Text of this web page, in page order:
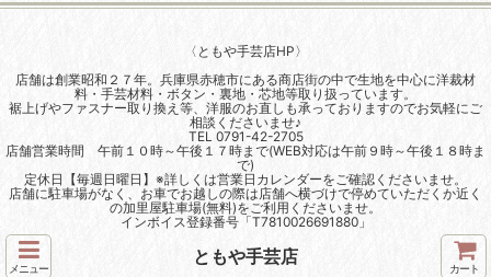
〈ともや手芸店HP〉
店舗は創業昭和２７年。兵庫県赤穂市にある商店街の中で生地を中心に洋裁材
料・手芸材料・ボタン・裏地・芯地等取り扱っています。
裾上げやファスナー取り換え等、洋服のお直しも承っておりますのでお気軽にご
相談くださいませ♪
TEL 0791-42-2705
店舗営業時間 午前１０時～午後１７時まで(WEB対応は午前９時～午後１８時ま
で)
定休日【毎週日曜日】※詳しくは営業日カレンダーをご確認くださいませ。
店舗に駐車場がなく、お車でお越しの際は店舗へ横づけで停めていただくか近く
の加里屋駐車場(無料)をご利用くださいませ。
インボイス登録番号「T7810026691880」
メニュー
ともや手芸店
カート